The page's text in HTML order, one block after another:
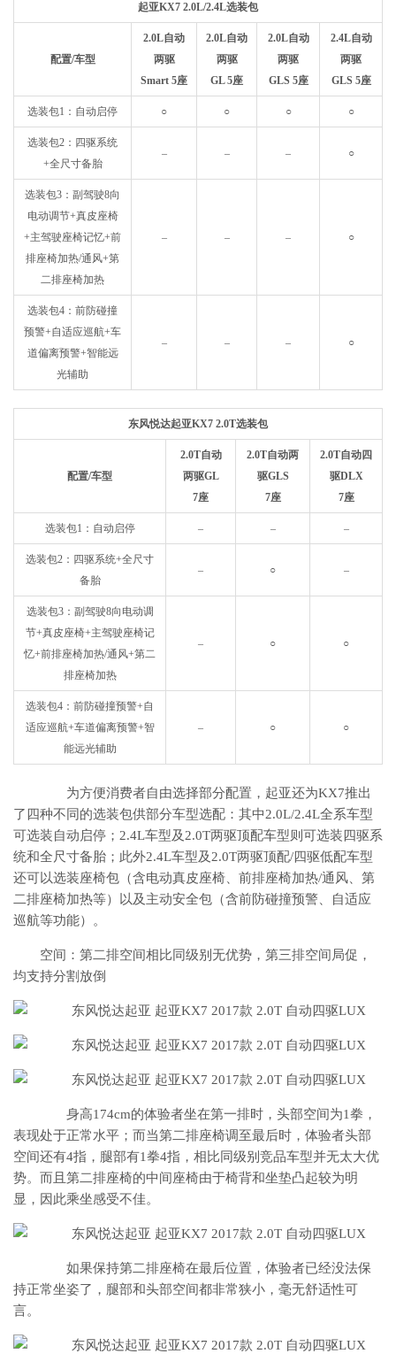
起亚KX7 2.0L/2.4L选装包
配置/车型
2.0L自动
两驱
Smart 5座
2.0L自动
两驱
GL 5座
2.0L自动
两驱
GLS 5座
2.4L自动
两驱
GLS 5座
选装包1：自动启停 ○ ○ ○ ○
选装包2：四驱系统
+全尺寸备胎
– – – ○
选装包3：副驾驶8向
电动调节+真皮座椅
+主驾驶座椅记忆+前
排座椅加热/通风+第
二排座椅加热
– – – ○
选装包4：前防碰撞
预警+自适应巡航+车
道偏离预警+智能远
光辅助
– – – ○
东风悦达起亚KX7 2.0T选装包
配置/车型
2.0T自动
两驱GL
7座
2.0T自动两
驱GLS
7座
2.0T自动四
驱DLX
7座
选装包1：自动启停 – – –
选装包2：四驱系统+全尺寸
备胎
– ○ –
选装包3：副驾驶8向电动调
节+真皮座椅+主驾驶座椅记
忆+前排座椅加热/通风+第二
排座椅加热
– ○ ○
选装包4：前防碰撞预警+自
适应巡航+车道偏离预警+智
能远光辅助
– ○ ○
为方便消费者自由选择部分配置，起亚还为KX7推出
了四种不同的选装包供部分车型选配：其中2.0L/2.4L全系车型
可选装自动启停；2.4L车型及2.0T两驱顶配车型则可选装四驱系
统和全尺寸备胎；此外2.4L车型及2.0T两驱顶配/四驱低配车型
还可以选装座椅包（含电动真皮座椅、前排座椅加热/通风、第
二排座椅加热等）以及主动安全包（含前防碰撞预警、自适应
巡航等功能）。
空间：第二排空间相比同级别无优势，第三排空间局促，
均支持分割放倒
身高174cm的体验者坐在第一排时，头部空间为1拳，
表现处于正常水平；而当第二排座椅调至最后时，体验者头部
空间还有4指，腿部有1拳4指，相比同级别竞品车型并无太大优
势。而且第二排座椅的中间座椅由于椅背和坐垫凸起较为明
显，因此乘坐感受不佳。
如果保持第二排座椅在最后位置，体验者已经没法保
持正常坐姿了，腿部和头部空间都非常狭小，毫无舒适性可
言。